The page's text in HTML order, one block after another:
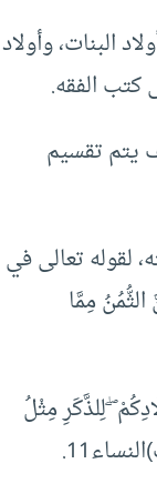
البنات، وأولاد
كتب الفقه.
يتم تقسيم
لقوله تعالى في
مِمَّا
لِلذَّكَرِ مِثْلُ